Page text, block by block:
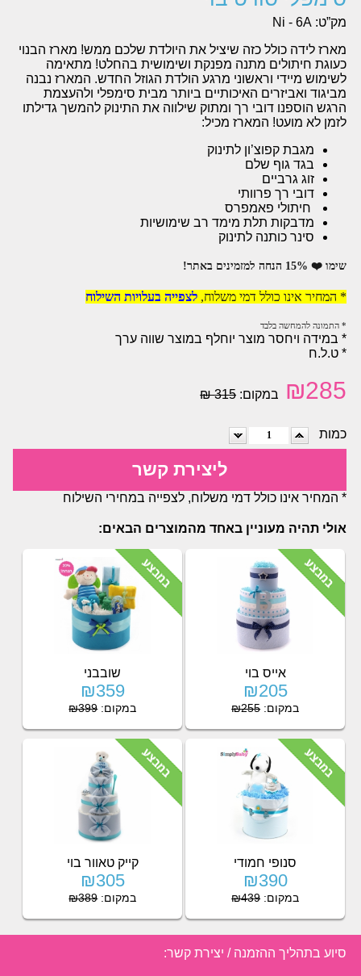
מק”ט: Ni - 6A
מארז לידה כולל כזה שיציל את היולדת שלכם ממש! מארז הבנוי
כעוגת חיתולים מתנה מפנקת ושימושית בהחלט! מתאימה
לשימוש מיידי וראשוני מרגע הולדת הגוזל החדש. המארז נבנה
מביגוד ואביזרים האיכותיים ביותר מבית סימפלי ולהעצמת
הרגש הוספנו דובי רך ומתוק שילווה את התינוק להמשך גדילתו
לזמן לא מועט! המארז מכיל:
מגבת קפוצ’ון לתינוק
בגד גוף שלם
זוג גרביים
דובי רך פרוותי
חיתולי פאמפרס
מדבקות תלת מימד רב שימושיות
סינר כותנה לתינוק
שימו ❤️ 15% הנחה למזמינים באתר!
* המחיר אינו כולל דמי משלוח, לצפייה בעלויות השילוח
* התמונה להמחשה בלבד
* במידה ויחסר מוצר יוחלף במוצר שווה ערך
* ט.ל.ח
₪285 במקום: 315 ₪
כמות
ליצירת קשר
* המחיר אינו כולל דמי משלוח, לצפייה במחירי השילוח
אולי תהיה מעוניין באחד מהמוצרים הבאים:
אייס בוי
₪205
במקום:₪255
שובבני
₪359
במקום:₪399
סנופי חמודי
₪390
במקום:₪439
קייק טאוור בוי
₪305
במקום:₪389
סיוע בתהליך ההזמנה / יצירת קשר: